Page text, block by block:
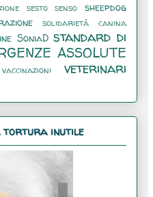
sesto senso
sheepdog
solidarietà canina
SoniaD standard di
ASSOLUTE
vaccinazioni veterinari
tortura inutile